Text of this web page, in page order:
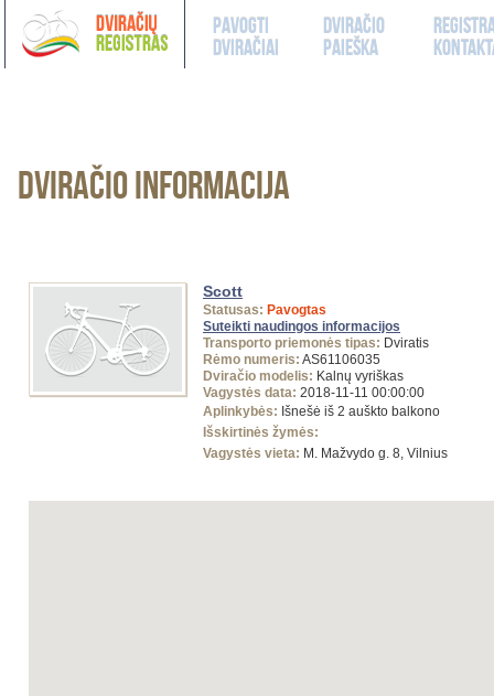
Pavogti
dviračiai
Dviračio
paieška
Dviračio informacija
Scott
Statusas: Pavogtas
Suteikti naudingos informacijos
Transporto priemonės tipas: Dviratis
Rėmo numeris: AS61106035
Dviračio modelis: Kalnų vyriškas
Vagystės data: 2018-11-11 00:00:00
Aplinkybės: Išnešė iš 2 auškto balkono
Išskirtinės žymės:
Vagystės vieta: M. Mažvydo g. 8, Vilnius